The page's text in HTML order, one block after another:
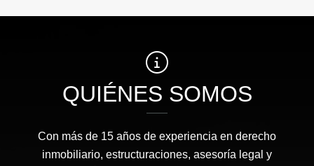
QUIÉNES SOMOS
Con más de 15 años de experiencia en derecho
inmobiliario, estructuraciones, asesoría legal y